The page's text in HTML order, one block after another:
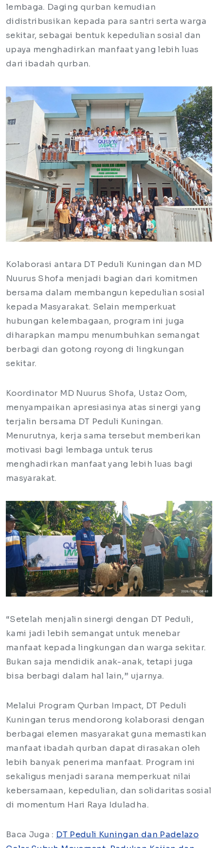
lembaga. Daging qurban kemudian
didistribusikan kepada para santri serta warga
sekitar, sebagai bentuk kepedulian sosial dan
upaya menghadirkan manfaat yang lebih luas
dari ibadah qurban.
Kolaborasi antara DT Peduli Kuningan dan MD
Nuurus Shofa menjadi bagian dari komitmen
bersama dalam membangun kepedulian sosial
kepada Masyarakat. Selain memperkuat
hubungan kelembagaan, program ini juga
diharapkan mampu menumbuhkan semangat
berbagi dan gotong royong di lingkungan
sekitar.
Koordinator MD Nuurus Shofa, Ustaz Oom,
menyampaikan apresiasinya atas sinergi yang
terjalin bersama DT Peduli Kuningan.
Menurutnya, kerja sama tersebut memberikan
motivasi bagi lembaga untuk terus
menghadirkan manfaat yang lebih luas bagi
masyarakat.
“Setelah menjalin sinergi dengan DT Peduli,
kami jadi lebih semangat untuk menebar
manfaat kepada lingkungan dan warga sekitar.
Bukan saja mendidik anak-anak, tetapi juga
bisa berbagi dalam hal lain,” ujarnya.
Melalui Program Qurban Impact, DT Peduli
Kuningan terus mendorong kolaborasi dengan
berbagai elemen masyarakat guna memastikan
manfaat ibadah qurban dapat dirasakan oleh
lebih banyak penerima manfaat. Program ini
sekaligus menjadi sarana memperkuat nilai
kebersamaan, kepedulian, dan solidaritas sosial
di momentum Hari Raya Iduladha.
Baca Juga : DT Peduli Kuningan dan Padelazo